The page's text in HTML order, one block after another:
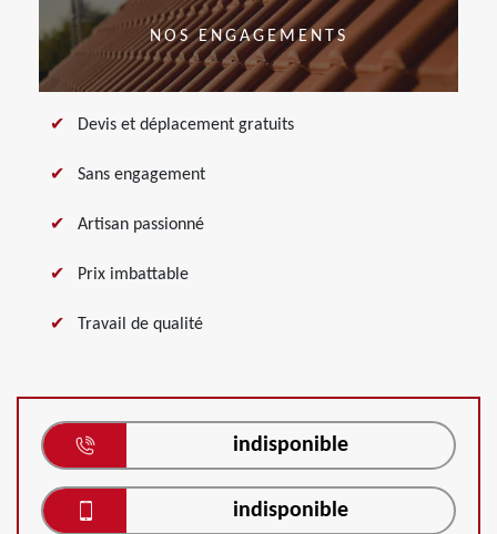
NOS ENGAGEMENTS
Devis et déplacement gratuits
Sans engagement
Artisan passionné
Prix imbattable
Travail de qualité
indisponible
indisponible